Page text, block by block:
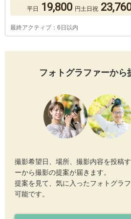
平日 19,800 円土日祝
最終アクティブ：6日以内
フォトグラファーから
撮影希望日、場所、撮影内容を投稿
ーから撮影の提案が届きます。
提案を見て、気に入ったフォトグラ
可能です。